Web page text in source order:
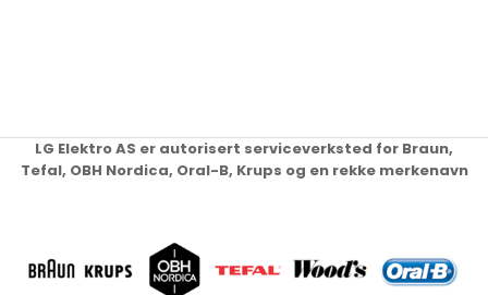
LG Elektro AS er autorisert serviceverksted for Braun,
Tefal, OBH Nordica, Oral-B, Krups og en rekke merkenavn